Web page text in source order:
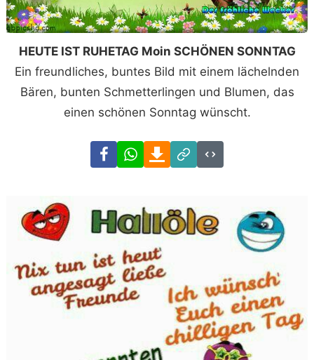
HEUTE IST RUHETAG Moin SCHÖNEN SONNTAG
Ein freundliches, buntes Bild mit einem lächelnden
Bären, bunten Schmetterlingen und Blumen, das
einen schönen Sonntag wünscht.
FacebookWhatsAppDownload
Link
Code